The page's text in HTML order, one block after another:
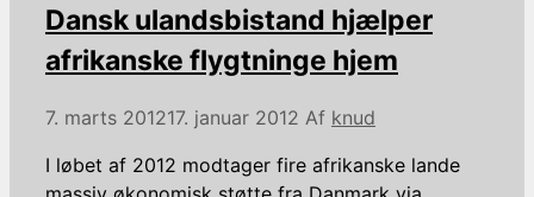
Dansk ulandsbistand hjælper
afrikanske flygtninge hjem
7. marts 201217. januar 2012 Af knud
I løbet af 2012 modtager fire afrikanske lande